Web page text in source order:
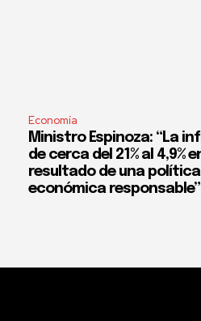
Economía
Ministro Espinoza: “La
de cerca del 21% al 4,9%
resultado de una política
económica responsable”